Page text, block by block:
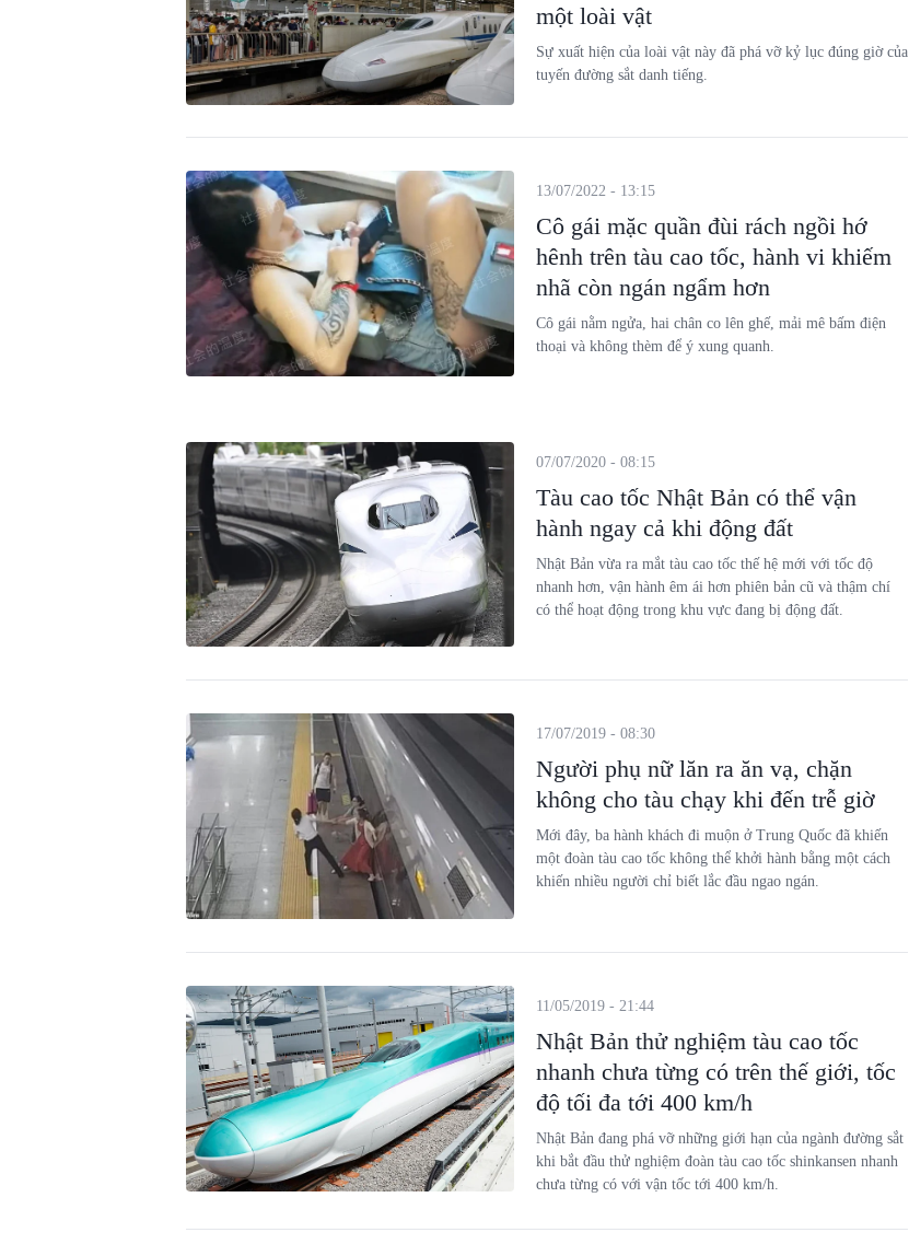
một loài vật
Sự xuất hiện của loài vật này đã phá vỡ kỷ lục đúng giờ của
tuyến đường sắt danh tiếng.
Cô gái mặc quần đùi rách ngồi hớ
hênh trên tàu cao tốc, hành vi khiếm
nhã còn ngán ngẩm hơn
13/07/2022 - 13:15
Cô gái nằm ngửa, hai chân co lên ghế, mải mê bấm điện
thoại và không thèm để ý xung quanh.
Tàu cao tốc Nhật Bản có thể vận
hành ngay cả khi động đất
07/07/2020 - 08:15
Nhật Bản vừa ra mắt tàu cao tốc thế hệ mới với tốc độ
nhanh hơn, vận hành êm ái hơn phiên bản cũ và thậm chí
có thể hoạt động trong khu vực đang bị động đất.
Người phụ nữ lăn ra ăn vạ, chặn
không cho tàu chạy khi đến trễ giờ
17/07/2019 - 08:30
Mới đây, ba hành khách đi muộn ở Trung Quốc đã khiến
một đoàn tàu cao tốc không thể khởi hành bằng một cách
khiến nhiều người chỉ biết lắc đầu ngao ngán.
Nhật Bản thử nghiệm tàu cao tốc
nhanh chưa từng có trên thế giới, tốc
độ tối đa tới 400 km/h
11/05/2019 - 21:44
Nhật Bản đang phá vỡ những giới hạn của ngành đường sắt
khi bắt đầu thử nghiệm đoàn tàu cao tốc shinkansen nhanh
chưa từng có với vận tốc tới 400 km/h.